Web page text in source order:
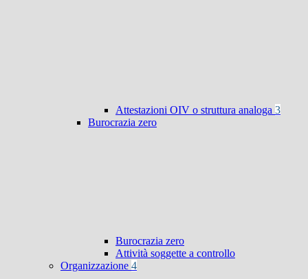
Attestazioni OIV o struttura analoga 3
Burocrazia zero
Burocrazia zero
Attività soggette a controllo
Organizzazione 4